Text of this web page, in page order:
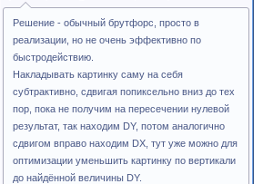
Решение - обычный брутфорс, просто в
реализации, но не очень эффективно по
быстродействию.
Накладывать картинку саму на себя
субтрактивно, сдвигая попиксельно вниз до тех
пор, пока не получим на пересечении нулевой
результат, так находим DY, потом аналогично
сдвигом вправо находим DX, тут уже можно для
оптимизации уменьшить картинку по вертикали
до найдённой величины DY.